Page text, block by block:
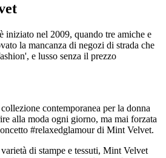
iniziato nel 2009, quando tre amiche e
la mancanza di negozi di strada che
e lusso senza il prezzo
contemporanea per la donna
alla moda ogni giorno, ma mai forzata
#relaxedglamour di Mint Velvet.
di stampe e tessuti, Mint Velvet